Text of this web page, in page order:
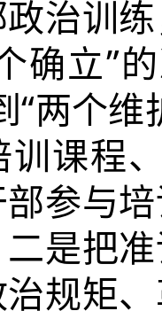
治训
确立”
“两个
训课程
参与
是把
规矩